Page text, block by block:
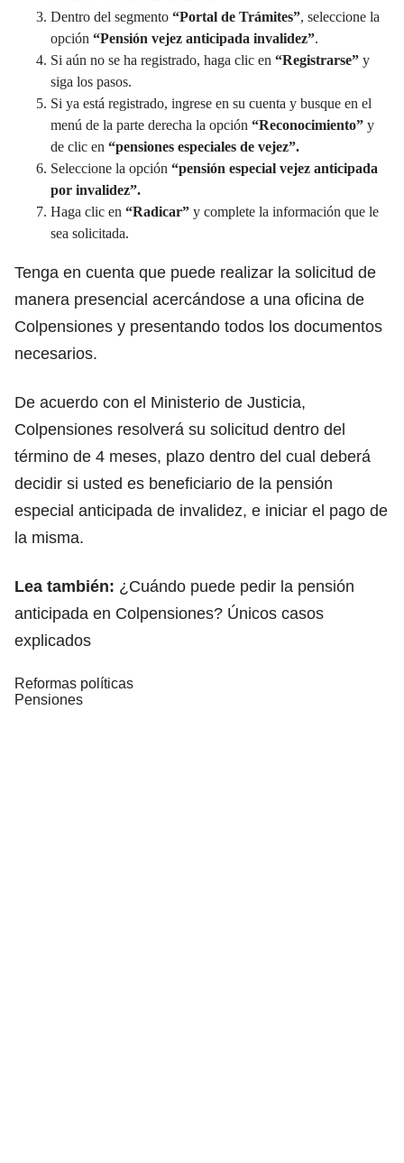
Dentro del segmento “Portal de Trámites”, seleccione la
opción “Pensión vejez anticipada invalidez”.
Si aún no se ha registrado, haga clic en “Registrarse” y
siga los pasos.
Si ya está registrado, ingrese en su cuenta y busque en el
menú de la parte derecha la opción “Reconocimiento” y
de clic en “pensiones especiales de vejez”.
Seleccione la opción “pensión especial vejez anticipada
por invalidez”.
Haga clic en “Radicar” y complete la información que le
sea solicitada.
Tenga en cuenta que puede realizar la solicitud de
manera presencial acercándose a una oficina de
Colpensiones y presentando todos los documentos
necesarios.
De acuerdo con el Ministerio de Justicia,
Colpensiones resolverá su solicitud dentro del
término de 4 meses, plazo dentro del cual deberá
decidir si usted es beneficiario de la pensión
especial anticipada de invalidez, e iniciar el pago de
la misma.
Lea también: ¿Cuándo puede pedir la pensión
anticipada en Colpensiones? Únicos casos
explicados
Reformas políticas
Pensiones